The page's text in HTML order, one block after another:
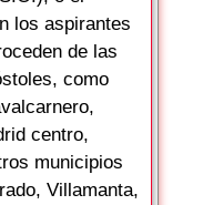
los aspirantes
de las
como
centro,
municipios
Villamanta,